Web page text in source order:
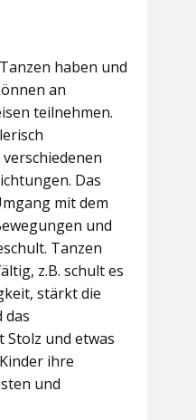
haben und
an
teilnehmen.
Das
mit dem
und
Tanzen
z.B. schult es
stärkt die
das
Stolz und etwas
ihre
und